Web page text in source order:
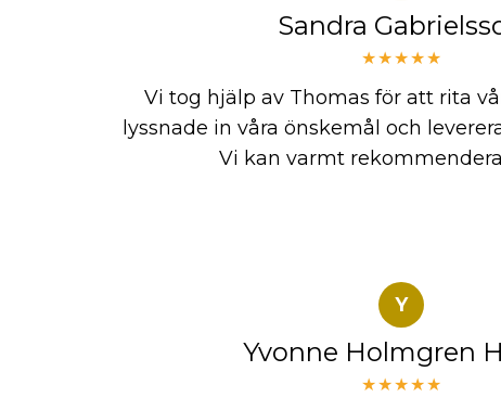
Sandra
★★★★★
Vi tog hjälp av Thomas för att rita
lyssnade in våra önskemål och
Vi kan varmt
Y
Yvonne Holmgren
★★★★★